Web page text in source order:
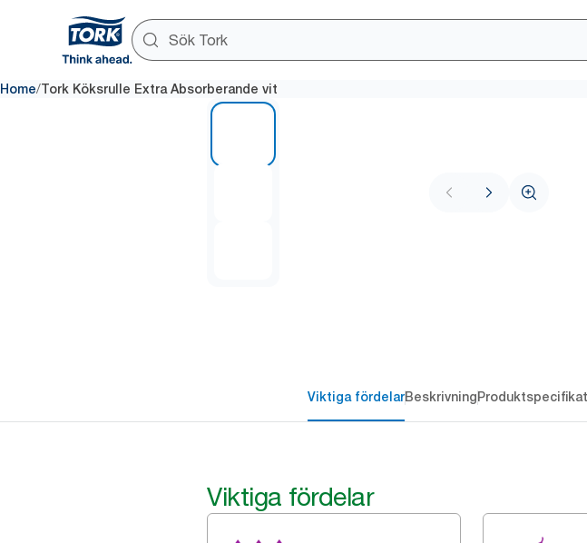
Home/Tork Köksrulle Extra Absorberande vit
Viktiga fördelarBeskrivning
Viktiga fördelar